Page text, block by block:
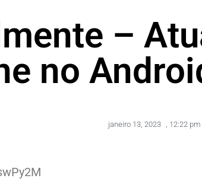
–
no
janeiro 13, 2023 12:22 pm